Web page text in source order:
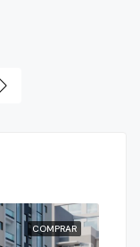
COMPRAR